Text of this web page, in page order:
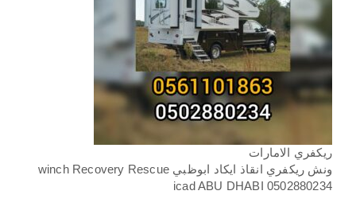
ريكفري الامارات
ونش ريكفري انقاذ ايكاد ابوظبي winch Recovery Rescue
icad ABU DHABI 0502880234